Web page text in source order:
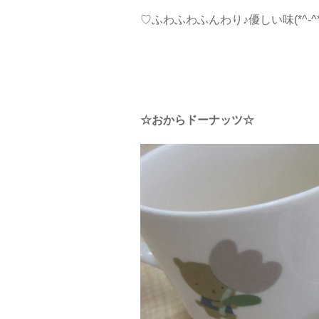
♡ふわふわふんわり♪優しい味(*^-
☆おからドーナッツ☆